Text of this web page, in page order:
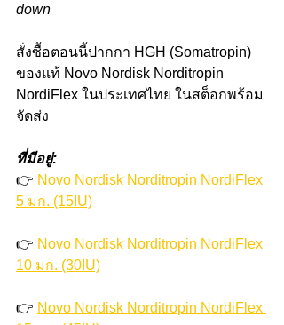
down
สั่งซื้อตอนนี้ปากกา HGH (Somatropin)
ของแท้ Novo Nordisk Norditropin
NordiFlex ในประเทศไทย ในสต็อกพร้อม
จัดส่ง
ที่มีอยู่:
👉 Novo Nordisk Norditropin NordiFlex
5 มก. (15IU)
👉 Novo Nordisk Norditropin NordiFlex
10 มก. (30IU)
👉 Novo Nordisk Norditropin NordiFlex